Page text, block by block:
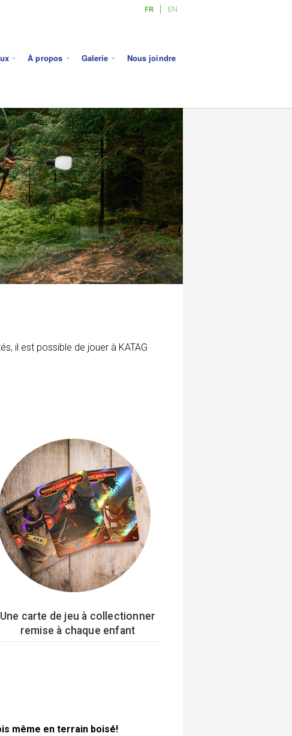
FR EN
À propos Galerie Nous joindre
il est possible de jouer à KATAG
Une carte de jeu à collectionner
remise à chaque enfant
même en terrain boisé!